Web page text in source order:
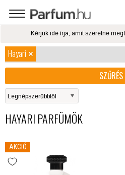
Hayari
SZŰRÉS
HAYARI PARFÜMÖK
AKCIÓ